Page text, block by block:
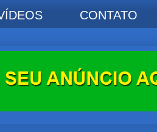
CONTATO